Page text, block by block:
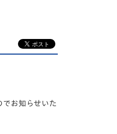
スクール
お知らせいた